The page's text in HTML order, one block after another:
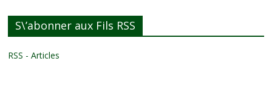
S\’abonner aux Fils RSS
RSS - Articles